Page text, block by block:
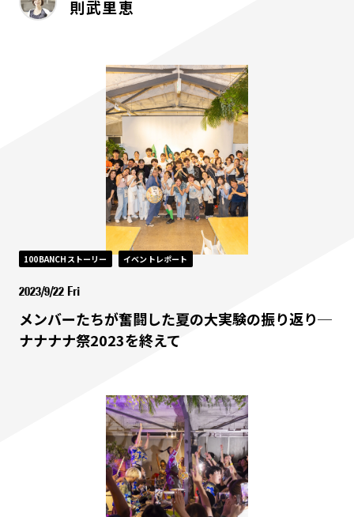
則武里恵
100BANCHストーリー イベントレポート
2023/9/22 Fri
メンバーたちが奮闘した夏の大実験の振り返り─
ナナナナ祭2023を終えて